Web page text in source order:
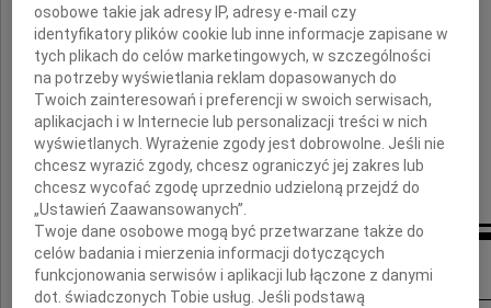
wyrazy szczerego współczucia
składa
Sylwester Pawłowski
Poseł na Sejm RP
Inne kondolencje
osobowe takie jak adresy IP, adresy e-mail czy
identyfikatory plików cookie lub inne informacje zapisane w
tych plikach do celów marketingowych, w szczególności
na potrzeby wyświetlania reklam dopasowanych do
Twoich zainteresowań i preferencji w swoich serwisach,
aplikacjach i w Internecie lub personalizacji treści w nich
wyświetlanych. Wyrażenie zgody jest dobrowolne. Jeśli nie
chcesz wyrazić zgody, chcesz ograniczyć jej zakres lub
chcesz wycofać zgodę uprzednio udzieloną przejdź do
„Ustawień Zaawansowanych”.
Twoje dane osobowe mogą być przetwarzane także do
celów badania i mierzenia informacji dotyczących
funkcjonowania serwisów i aplikacji lub łączone z danymi
dot. świadczonych Tobie usług. Jeśli podstawą